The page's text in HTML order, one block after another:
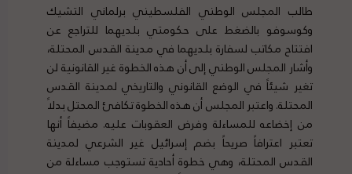
طالب المجلس الوطني الفلسطيني برلماني التشيك
وكوسوفو بالضغط على حكومتي بلديهما للتراجع عن
افتتاح مكاتب لسفارة بلديهما في مدينة القدس المحتلة،
وأشار المجلس الوطني إلى أن هذه الخطوة غير القانونية لن
تغير شيئاً في الوضع القانوني والتاريخي لمدينة القدس
المحتلة. واعتبر المجلس أن هذه الخطوة تكافئ المحتل بدلاً
من إخضاعه للمساءلة وفرض العقوبات عليه. مضيفاً أنها
تعتبر اعترافاً صريحاً بضم إسرائيل غير الشرعي لمدينة
القدس المحتلة، وهي خطوة أحادية تستوجب مساءلة من